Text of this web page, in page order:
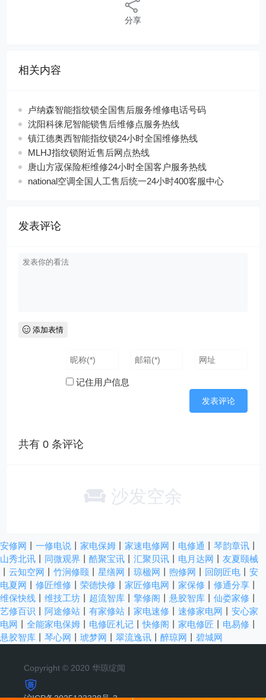
分享
相关内容
卢纳森智能指纹锁全国售后服务维修电话号码
沈阳科徕尼智能锁售后维修点服务热线
镇江德奥西智能指纹锁24小时全国维修热线
MLHJ指纹锁附近售后网点热线
唐山方宬保险柜维修24小时全国客户服务热线
national空调全国人工售后统一24小时400客服中心
发表评论
添加表情
记住用户信息
共有0 条评论
沙发空余
安修网 一修电说 家电保姆 家速电修网 电修通 琴韵章讯
山秀北讯
同微观界 酷聚宝讯 汇聚贝讯 电月达网
友夏颐械
云知空网 竹涧修颐 星缮网 琼楹网 煦修网 回朗匠电
安
电夏网
修匠维修 荣德快修 家匠修电网 家保修 修通分享
维保快线
维技工坊 超流智库 擎修阁 悬胶智库 仙娄家修
艺修百识
阿途修站 有家修站 家电速修 速修家电网
安心家
电网
全能家电保姆 电修匠札记 丨快修阁 家电修匠 电易修
悬胶智库
琴心网 琥梦网 翠流逸讯 醉琼网 碧城网
Copyright © 2020 华琼绽闻